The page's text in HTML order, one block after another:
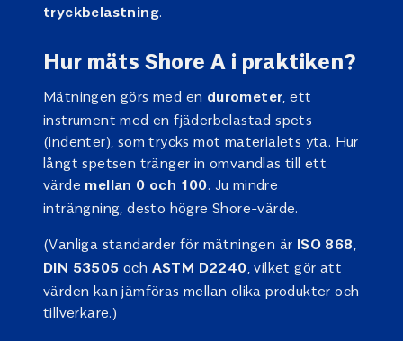
tryckbelastning.
Hur mäts Shore A i praktiken?
Mätningen görs med en durometer , ett
instrument med en fjäderbelastad spets
(indenter), som trycks mot materialets yta. Hur
långt spetsen tränger in omvandlas till ett
värde mellan 0 och 100. Ju mindre
inträngning, desto högre Shore-värde.
(Vanliga standarder för mätningen är ISO 868
DIN 53505 och ASTM D2240 , vilket gör att
värden kan jämföras mellan olika produkter och
tillverkare.)